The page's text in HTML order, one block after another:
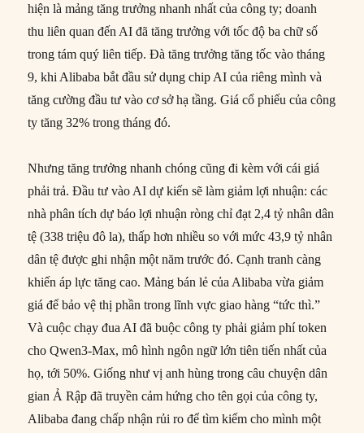
hiện là mảng tăng trưởng nhanh nhất của công ty; doanh
thu liên quan đến AI đã tăng trưởng với tốc độ ba chữ số
trong tám quý liên tiếp. Đà tăng trưởng tăng tốc vào tháng
9, khi Alibaba bắt đầu sử dụng chip AI của riêng mình và
tăng cường đầu tư vào cơ sở hạ tầng. Giá cổ phiếu của công
ty tăng 32% trong tháng đó.
Nhưng tăng trưởng nhanh chóng cũng đi kèm với cái giá
phải trả. Đầu tư vào AI dự kiến sẽ làm giảm lợi nhuận: các
nhà phân tích dự báo lợi nhuận ròng chỉ đạt 2,4 tỷ nhân dân
tệ (338 triệu đô la), thấp hơn nhiều so với mức 43,9 tỷ nhân
dân tệ được ghi nhận một năm trước đó. Cạnh tranh càng
khiến áp lực tăng cao. Mảng bán lẻ của Alibaba vừa giảm
giá để bảo vệ thị phần trong lĩnh vực giao hàng “tức thì.”
Và cuộc chạy đua AI đã buộc công ty phải giảm phí token
cho Qwen3-Max, mô hình ngôn ngữ lớn tiên tiến nhất của
họ, tới 50%. Giống như vị anh hùng trong câu chuyện dân
gian Ả Rập đã truyền cảm hứng cho tên gọi của công ty,
Alibaba đang chấp nhận rủi ro để tìm kiếm cho mình một